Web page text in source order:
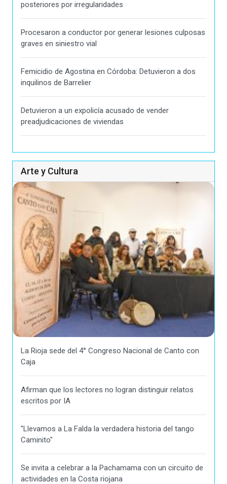
posteriores por irregularidades
Procesaron a conductor por generar lesiones culposas
graves en siniestro vial
Femicidio de Agostina en Córdoba: Detuvieron a dos
inquilinos de Barrelier
Detuvieron a un expolicía acusado de vender
preadjudicaciones de viviendas
Arte y Cultura
La Rioja sede del 4° Congreso Nacional de Canto con
Caja
Afirman que los lectores no logran distinguir relatos
escritos por IA
"Llevamos a La Falda la verdadera historia del tango
Caminito"
Se invita a celebrar a la Pachamama con un circuito de
actividades en la Costa riojana